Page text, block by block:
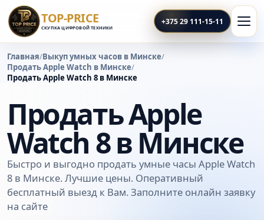
TOP-PRICE
СКУПКА ЦИФРОВОЙ ТЕХНИКИ
+375 29 111-15-11
Главная/Выкуп умных часов в Минске/
Продать Apple Watch в Минске/
Продать Apple Watch 8 в Минске
Продать Apple
Watch 8 в Минске
Быстро и выгодно продать умные часы Apple Watch
8 в Минске. Лучшие цены. Оперативный
бесплатный выезд к Вам. Заполните онлайн заявку
на сайте